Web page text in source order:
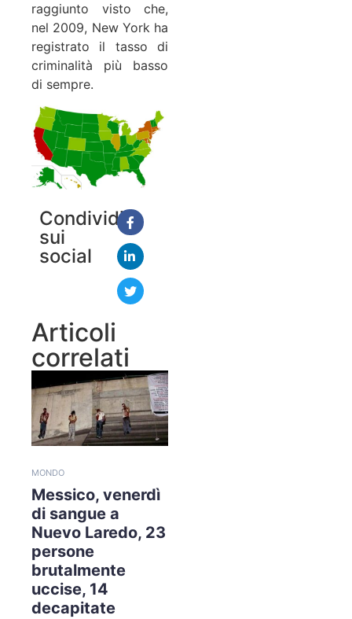
raggiunto visto che,
nel 2009, New York ha
registrato il tasso di
criminalità più basso
di sempre.
Condividi
sui
social
Articoli
correlati
MONDO
Messico, venerdì
di sangue a
Nuevo Laredo, 23
persone
brutalmente
uccise, 14
decapitate